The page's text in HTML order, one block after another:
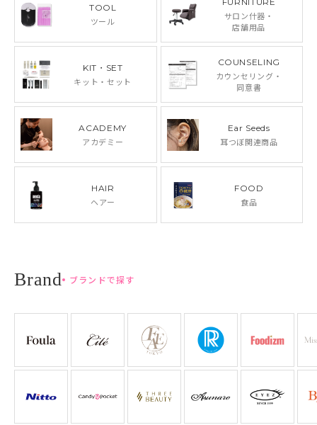
TOOL
ツール
サロン什器・
店舗用品
KIT・SET
キット・セット
COUNSELING
カウンセリング・
同意書
ACADEMY
アカデミー
Ear Seeds
耳つぼ関連商品
HAIR
ヘアー
FOOD
食品
ブランドで探す